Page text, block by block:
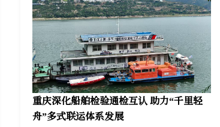
重庆深化船舶检验通检互认 助力“千里轻
舟”多式联运体系发展